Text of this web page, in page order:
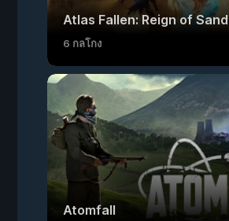
Atlas Fallen: Reign of Sand
6 กลโกง
Atomfall